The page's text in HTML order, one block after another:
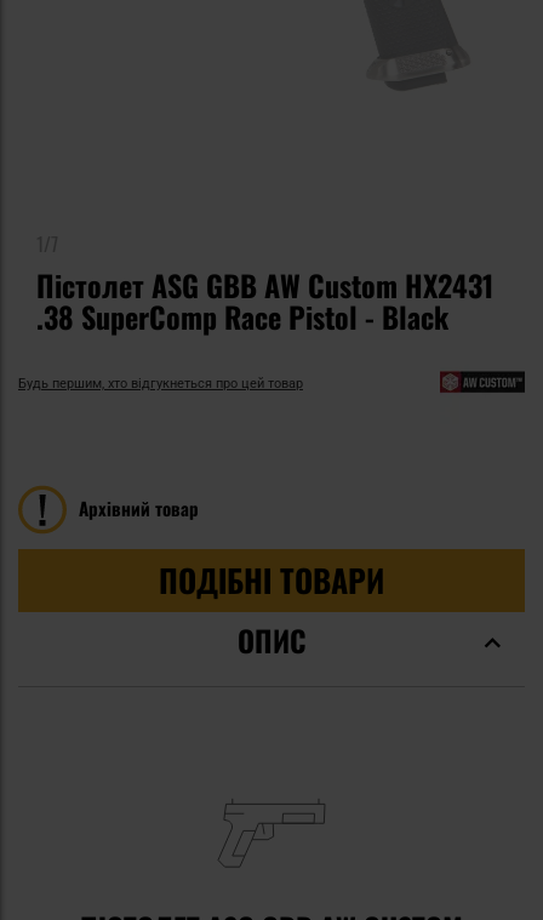
Пістолет ASG GBB AW Custom HX2431
.38 SuperComp Race Pistol - Black
Будь першим, хто відгукнеться про цей товар
Архівний товар
ПОДІБНІ ТОВАРИ
ОПИС